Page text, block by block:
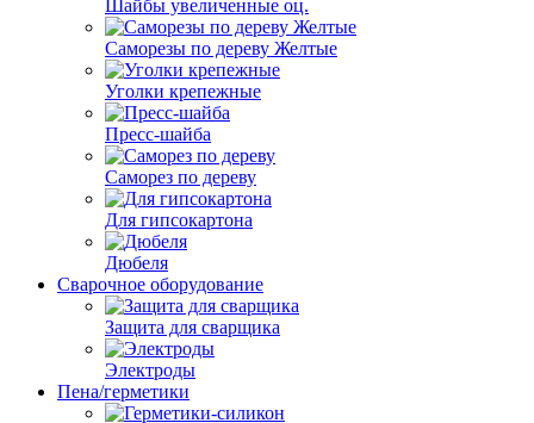
Шайбы увеличенные оц.
Саморезы по дереву Желтые
Уголки крепежные
Пресс-шайба
Саморез по дереву
Для гипсокартона
Дюбеля
Сварочное оборудование
Защита для сварщика
Электроды
Пена/герметики